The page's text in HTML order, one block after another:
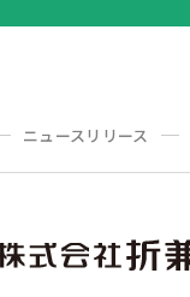
ニュースリリース